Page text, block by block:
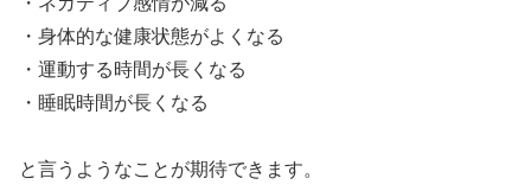
・身体的な健康状態がよくなる
・運動する時間が長くなる
・睡眠時間が長くなる
と言うようなことが期待できます。